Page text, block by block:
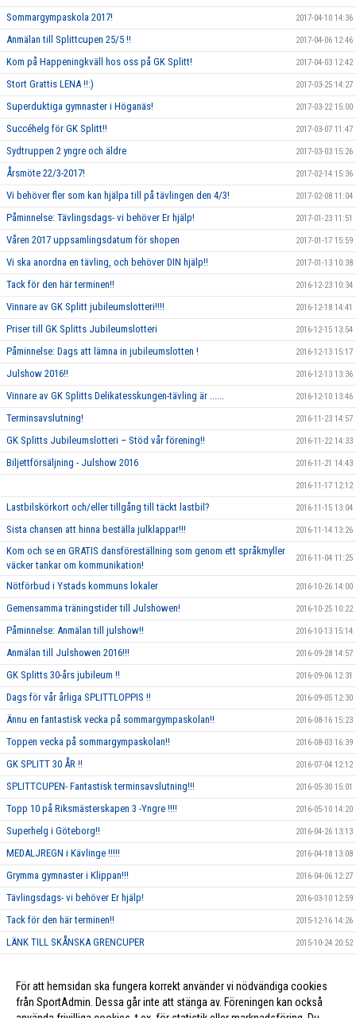
Sommargympaskola 2017! 2017-04-10 14:36
Anmälan till Splittcupen 25/5 !! 2017-04-06 12:46
Kom på Happeningkväll hos oss på GK Splitt! 2017-04-03 12:42
Stort Grattis LENA !!:) 2017-03-25 14:27
Superduktiga gymnaster i Höganäs! 2017-03-22 15:00
Succéhelg för GK Splitt!! 2017-03-07 11:47
Sydtruppen 2 yngre och äldre 2017-03-03 15:26
Årsmöte 22/3-2017! 2017-02-14 15:36
Vi behöver fler som kan hjälpa till på tävlingen den 4/3! 2017-02-08 11:04
Påminnelse: Tävlingsdags- vi behöver Er hjälp! 2017-01-23 11:51
Våren 2017 uppsamlingsdatum för shopen 2017-01-17 15:59
Vi ska anordna en tävling, och behöver DIN hjälp!! 2017-01-13 10:38
Tack för den här terminen!! 2016-12-23 10:34
Vinnare av GK Splitt jubileumslotteri!!!! 2016-12-18 14:41
Priser till GK Splitts Jubileumslotteri 2016-12-15 13:54
Påminnelse: Dags att lämna in jubileumslotten ! 2016-12-13 15:17
Julshow 2016!! 2016-12-13 13:36
Vinnare av GK Splitts Delikatesskungen-tävling är ...... 2016-12-10 13:46
Terminsavslutning! 2016-11-23 14:57
GK Splitts Jubileumslotteri – Stöd vår förening!! 2016-11-22 14:33
Biljettförsäljning - Julshow 2016 2016-11-21 14:43
2016-11-17 12:12
Lastbilskörkort och/eller tillgång till täckt lastbil? 2016-11-15 13:04
Sista chansen att hinna beställa julklappar!!! 2016-11-14 13:26
Kom och se en GRATIS dansföreställning som genom ett språkmyller
väcker tankar om kommunikation!
2016-11-04 11:25
Nötförbud i Ystads kommuns lokaler 2016-10-26 14:00
Gemensamma träningstider till Julshowen! 2016-10-25 10:22
Påminnelse: Anmälan till julshow!! 2016-10-13 15:14
Anmälan till Julshowen 2016!!! 2016-09-28 14:57
GK Splitts 30-års jubileum !! 2016-09-06 12:31
Dags för vår årliga SPLITTLOPPIS !! 2016-09-05 12:30
Ännu en fantastisk vecka på sommargympaskolan!! 2016-08-16 15:23
Toppen vecka på sommargympaskolan!! 2016-08-03 16:39
GK SPLITT 30 ÅR !! 2016-07-04 12:12
SPLITTCUPEN- Fantastisk terminsavslutning!!! 2016-05-30 15:01
Topp 10 på Riksmästerskapen 3 -Yngre !!!! 2016-05-10 14:20
Superhelg i Göteborg!! 2016-04-26 13:13
MEDALJREGN i Kävlinge !!!!! 2016-04-18 13:08
Grymma gymnaster i Klippan!!! 2016-04-06 12:27
Tävlingsdags- vi behöver Er hjälp! 2016-03-10 12:59
Tack för den här terminen!! 2015-12-16 14:26
LÄNK TILL SKÅNSKA GRENCUPER 2015-10-24 20:52
Vi ska annordna en tävling, och behöver DIN hjälp!! 2015-09-10 13:26
För att hemsidan ska fungera korrekt använder vi nödvändiga cookies
från SportAdmin. Dessa går inte att stänga av. Föreningen kan också